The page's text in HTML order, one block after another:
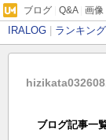
ブログ Q&A| 画像
IRALOG ランキング
ブログ記事一